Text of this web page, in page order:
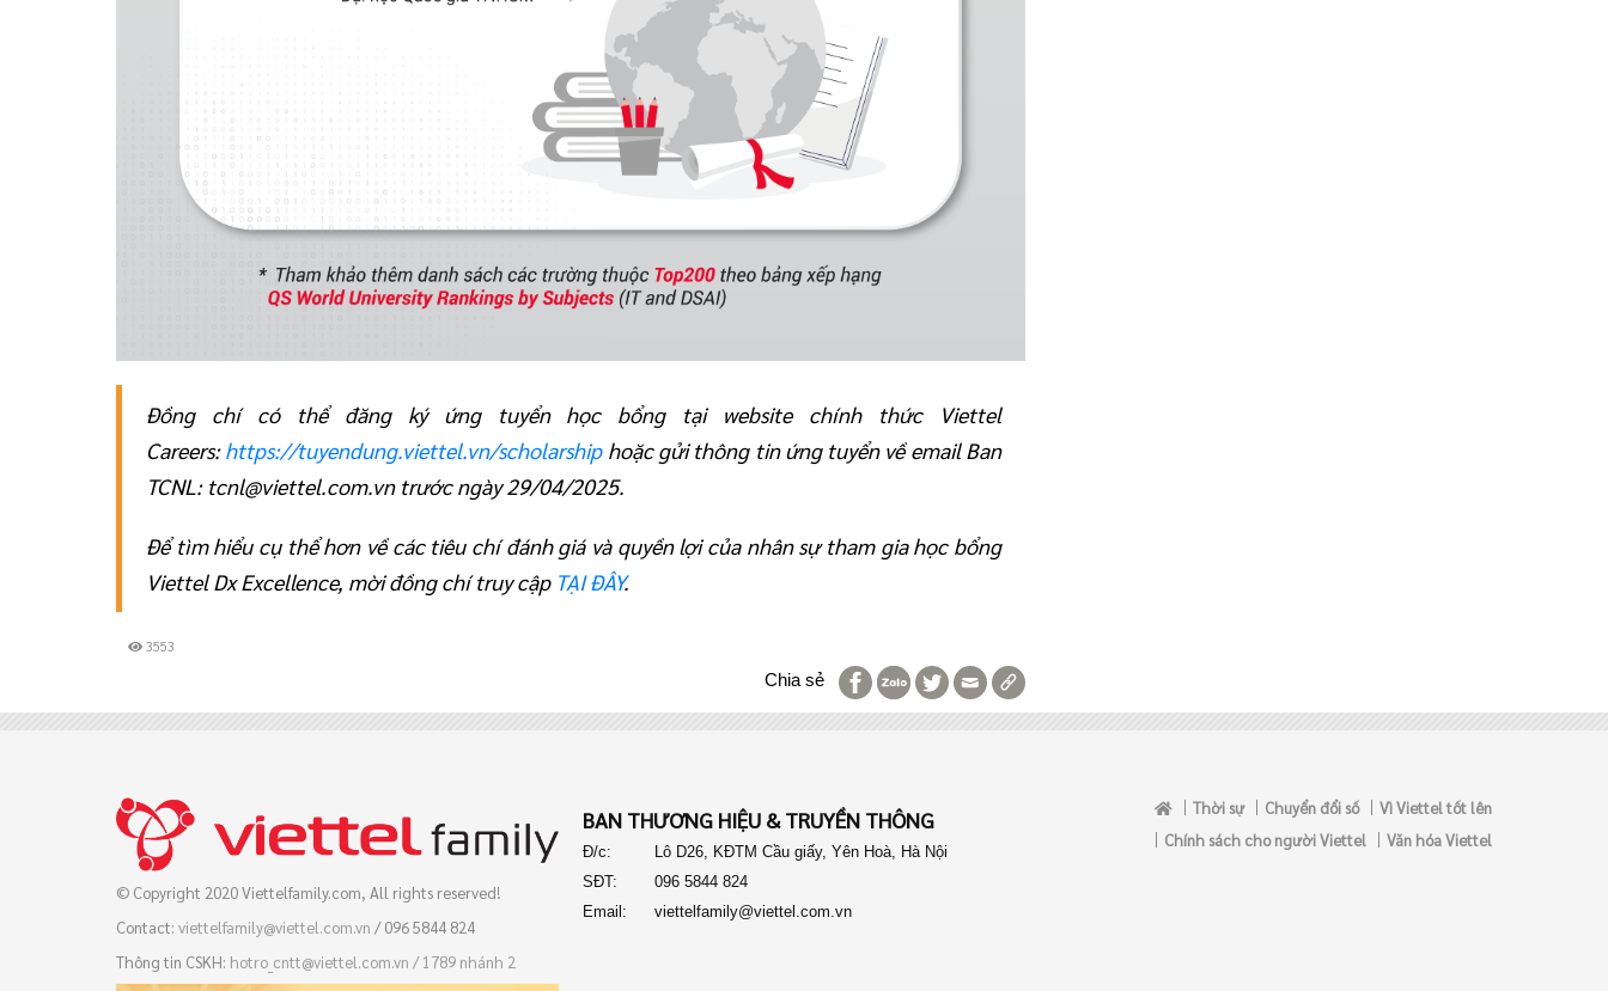
Đồng chí có thể đăng ký ứng tuyển học bổng tại website chính thức Viettel
Careers:https://tuyendung.viettel.vn/scholarshiphoặc gửi thông tin ứng tuyển về email Ban
TCNL: tcnl@viettel.com.vn trước ngày 29/04/2025.
Để tìm hiểu cụ thể hơn về các tiêu chí đánh giá và quyền lợi của nhân sự tham gia học bổng
Viettel Dx Excellence, mời đồng chí truy cập TẠI ĐÂY.
3553
Chia sẻ
© Copyright 2020 Viettelfamily.com, All rights reserved!
Contact: viettelfamily@viettel.com.vn / 096 5844 824
Thông tin CSKH: hotro_cntt@viettel.com.vn / 1789 nhánh 2
BAN THƯƠNG HIỆU & TRUYỀN THÔNG
Đ/c:
Lô D26, KĐTM Cầu giấy, Yên Hoà, Hà Nội
SĐT:
096 5844 824
Email:
viettelfamily@viettel.com.vn
Thời sự Chuyển đổi số
Vì Viettel tốt lên
Chính sách cho người Viettel
Văn hóa Viettel